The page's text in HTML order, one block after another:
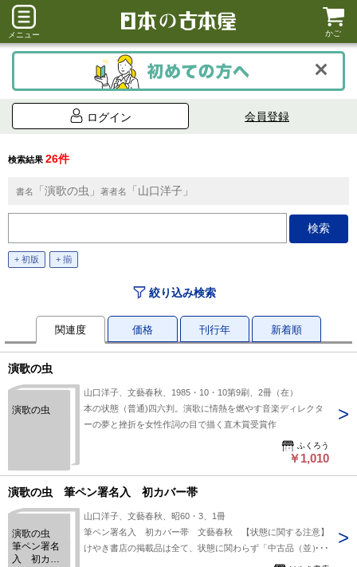
メニュー かご
ログイン 会員登録
検索結果 26件
書名 「演歌の虫」 著者名 「山口洋子」
+ 初版 + 揃
絞り込み検索
関連度 価格 刊行年 新着順
演歌の虫
演歌の虫
山口洋子、文藝春秋、1985・10・10第9刷、2冊（在）
本の状態（普通)四六判。演歌に情熱を燃やす音楽ディレクタ
ーの夢と挫折を女性作詞の目で描く直木賞受賞作
ふくろう
￥1,010
演歌の虫 筆ペン署名入 初カバー帯
演歌の虫
筆ペン署名
入 初カバ
山口洋子、文藝春秋、昭60・3、1冊
筆ペン署名入 初カバー帯 文藝春秋 【状態に関する注意】
けやき書店の掲載品は全て、状態に関わらず「中古品（並）」
と表示されています。「日本の古本屋」は６段階の「状態」表